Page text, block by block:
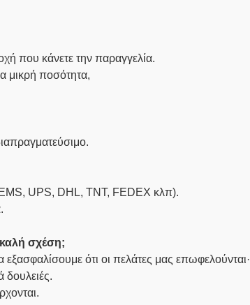
που κάνετε την παραγγελία.
μικρή ποσότητα,
UPS, DHL, TNT, FEDEX κλπ).
σχέση;
εξασφαλίσουμε ότι οι πελάτες μας επωφελούνται·
δουλειές.